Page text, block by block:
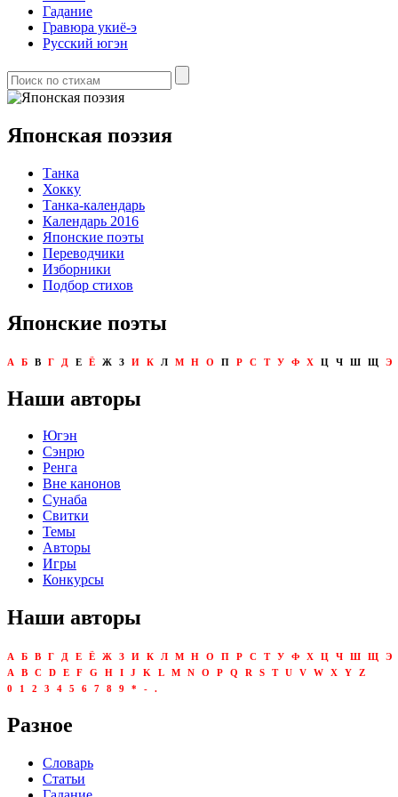
Гадание
Гравюра укиё-э
Русский югэн
Японская поэзия
Танка
Хокку
Танка-календарь
Календарь 2016
Японские поэты
Переводчики
Изборники
Подбор стихов
Японские поэты
А Б В Г Д Е Ё Ж З И К Л М Н О П Р С Т У Ф Х Ц Ч Ш Щ Э
Наши авторы
Югэн
Сэнрю
Ренга
Вне канонов
Сунаба
Свитки
Темы
Авторы
Игры
Конкурсы
Наши авторы
А Б В Г Д Е Ё Ж З И К Л М Н О П Р С Т У Ф Х Ц Ч Ш Щ
Э
A
B C D E F G H I J K L M N O P Q R S T U V W X Y
Z
0
1 2 3 4 5 6 7 8 9 * - .
Разное
Словарь
Статьи